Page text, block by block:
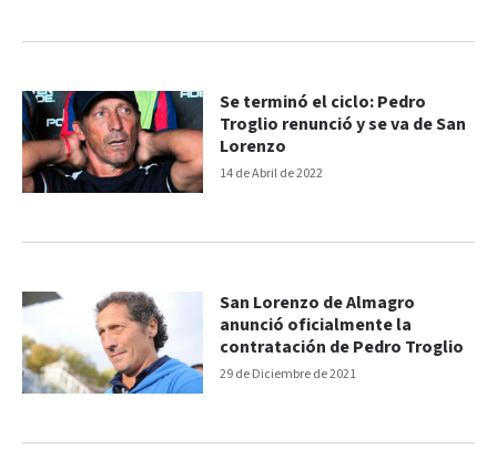
14 de Abril de 2022
Se terminó el ciclo: Pedro
Troglio renunció y se va de San
Lorenzo
29 de Diciembre de 2021
San Lorenzo de Almagro
anunció oficialmente la
contratación de Pedro Troglio